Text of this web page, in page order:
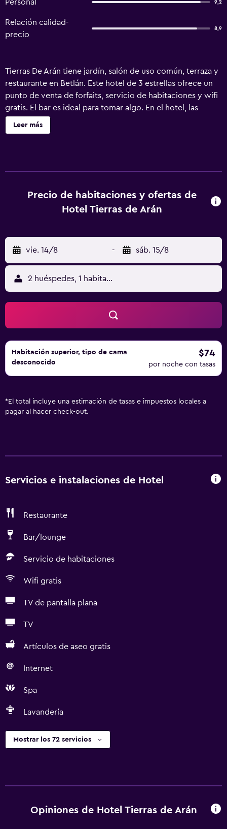
Personal 9,2
Relación calidad-
precio
8,9
Tierras De Arán tiene jardín, salón de uso común, terraza y
restaurante en Betlán. Este hotel de 3 estrellas ofrece un
punto de venta de forfaits, servicio de habitaciones y wifi
gratis. El bar es ideal para tomar algo. En el hotel, las
habitaciones disponen de escritorio, TV de pantalla plana,
baño privado, ropa de cama y toallas. Las unidades tienen
alojamiento, y Golf de Luchon está a 32 km.
Leer más
Precio de habitaciones y ofertas de
Hotel Tierras de Arán
vie. 14/8 - sáb. 15/8
2 huéspedes, 1 habitación
Habitación superior, tipo de cama
desconocido
$74
por noche con tasas
* El total incluye una estimación de tasas e impuestos locales a
pagar al hacer check-out.
Servicios e instalaciones de Hotel
Restaurante
Bar/lounge
Servicio de habitaciones
Wifi gratis
TV de pantalla plana
TV
Artículos de aseo gratis
Internet
Spa
Lavandería
Mostrar los 72 servicios
Opiniones de Hotel Tierras de Arán